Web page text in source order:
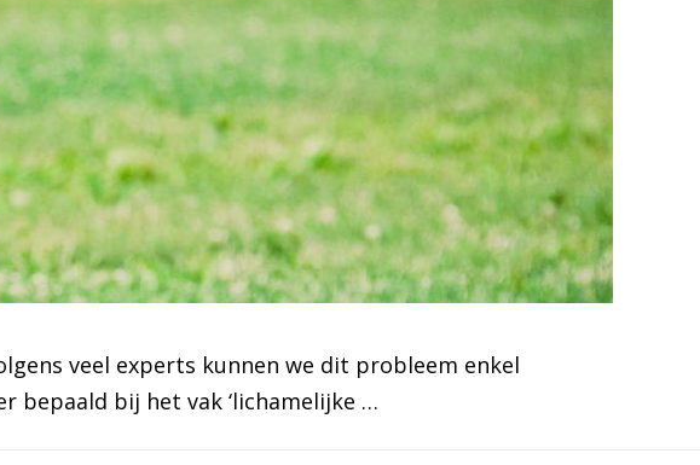
veel experts kunnen we dit probleem enkel
bepaald bij het vak ‘lichamelijke …